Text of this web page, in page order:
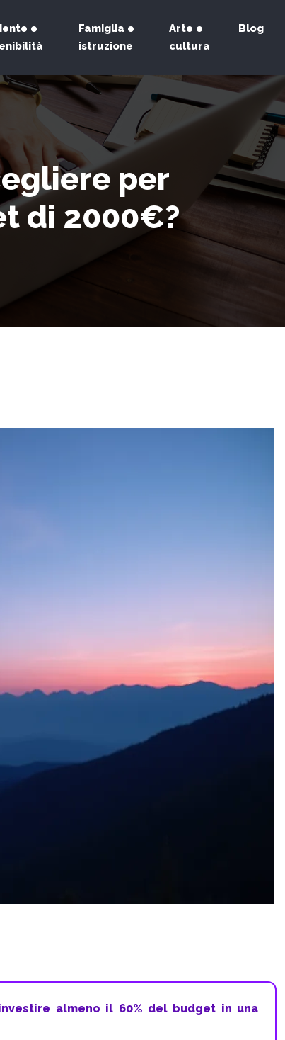
e
Famiglia e
istruzione
Arte e
cultura
Blog
per
di 2000€?
almeno il 60% del budget in una